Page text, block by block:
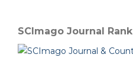
SCImago Journal Rank